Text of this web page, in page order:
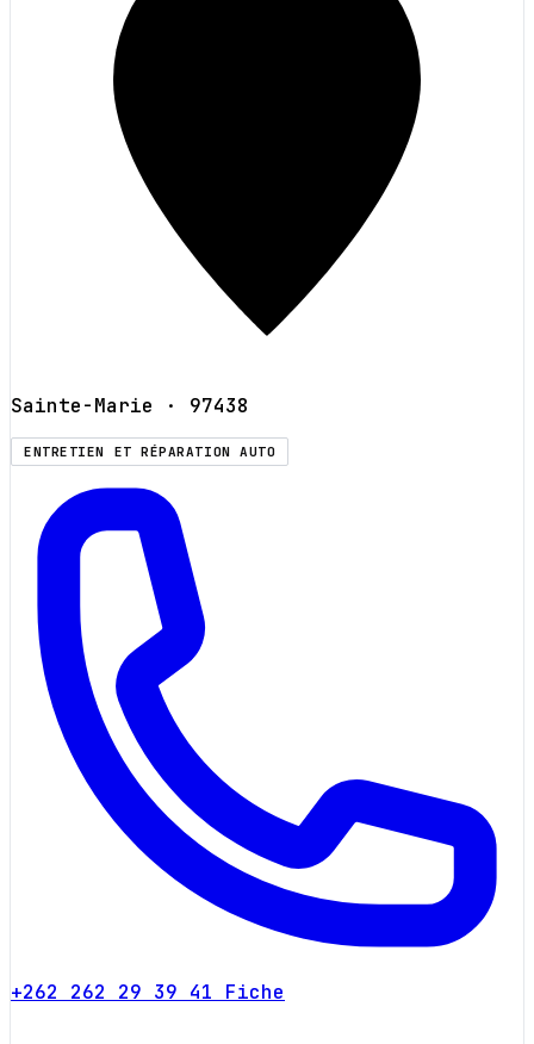
Sainte-Marie · 97438
ENTRETIEN ET RÉPARATION AUTO
+262 262 29 39 41 Fiche